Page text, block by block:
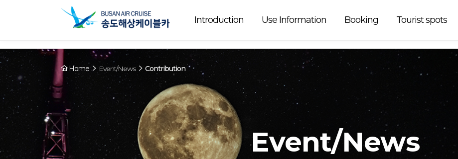
Array ( [0] => YY [1] => 09:00~22:00 [2] => Ended [3] => Cable car operation is
today. [4] => Y [5] => - [6] => - )
Introduction Use Information Booking Tourist spots
Home Event/News Contribution
Event/News